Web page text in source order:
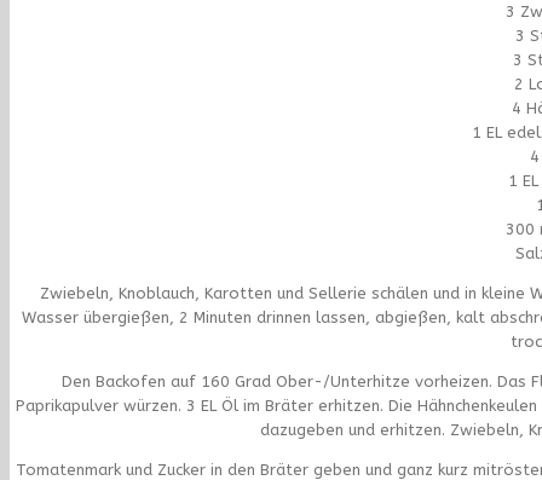
3
3
3
2
4
1 EL
1
300
Zwiebeln, Knoblauch, Karotten und Sellerie schälen und in kleine
Wasser übergießen, 2 Minuten drinnen lassen, abgießen, kalt
Den Backofen auf 160 Grad Ober-/Unterhitze vorheizen. Das
Paprikapulver würzen. 3 EL Öl im Bräter erhitzen. Die
dazugeben und erhitzen. Zwiebeln,
Tomatenmark und Zucker in den Bräter geben und ganz kurz